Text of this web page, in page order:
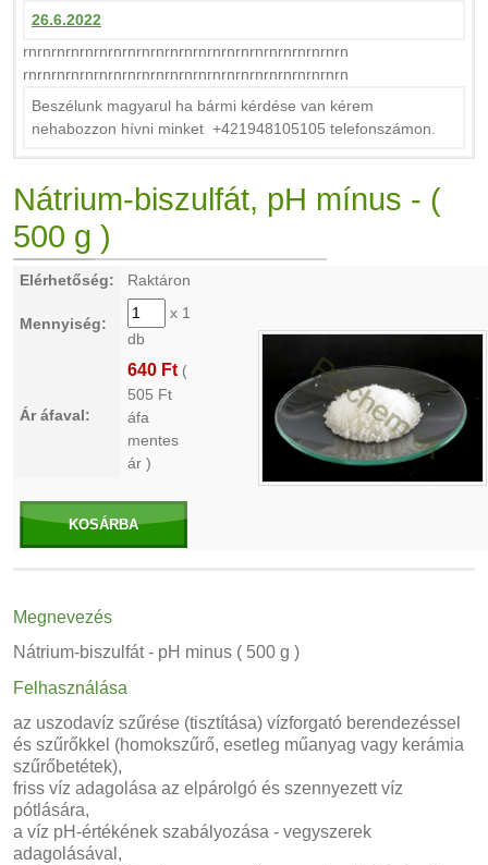
26.6.2022
rnrnrnrnrnrnrnrnrnrnrnrnrnrnrnrnrnrnrnrnrnrnrn
rnrnrnrnrnrnrnrnrnrnrnrnrnrnrnrnrnrnrnrnrnrnrn
Beszélunk magyarul ha bármi kérdése van kérem
nehabozzon hívni minket +421948105105 telefonszámon.
Nátrium-biszulfát, pH mínus - (
500 g )
Elérhetőség: Raktáron
Mennyiség:
x 1
db
Ár áfaval:
640 Ft (
505 Ft
áfa
mentes
ár )
KOSÁRBA
Megnevezés
Nátrium-biszulfát - pH minus ( 500 g )
Felhasználása
az uszodavíz szűrése (tisztítása) vízforgató berendezéssel
és szűrőkkel (homokszűrő, esetleg műanyag vagy kerámia
szűrőbetétek),
friss víz adagolása az elpárolgó és szennyezett víz
pótlására,
a víz pH-értékének szabályozása - vegyszerek
adagolásával,